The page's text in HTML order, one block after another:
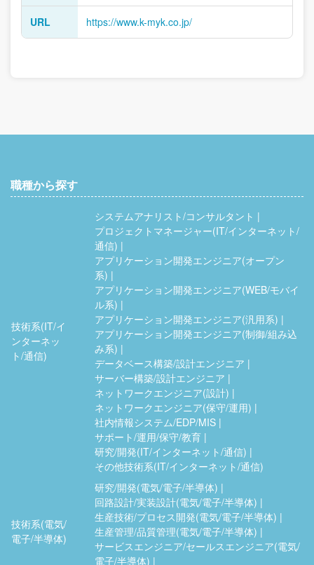
URL https://www.k-myk.co.jp/
職種から探す
技術系(IT/イ
ンターネッ
ト/通信)
システムアナリスト/コンサルタント
プロジェクトマネージャー(IT/インターネット/
通信)
アプリケーション開発エンジニア(オープン
系)
アプリケーション開発エンジニア(WEB/モバイ
ル系)
アプリケーション開発エンジニア(汎用系)
アプリケーション開発エンジニア(制御/組み込
み系)
データベース構築/設計エンジニア
サーバー構築/設計エンジニア
ネットワークエンジニア(設計)
ネットワークエンジニア(保守/運用)
社内情報システム/EDP/MIS
サポート/運用/保守/教育
研究/開発(IT/インターネット/通信)
その他技術系(IT/インターネット/通信)
技術系(電気/
電子/半導体)
研究/開発(電気/電子/半導体)
回路設計/実装設計(電気/電子/半導体)
生産技術/プロセス開発(電気/電子/半導体)
生産管理/品質管理(電気/電子/半導体)
サービスエンジニア/セールスエンジニア(電気/
電子/半導体)